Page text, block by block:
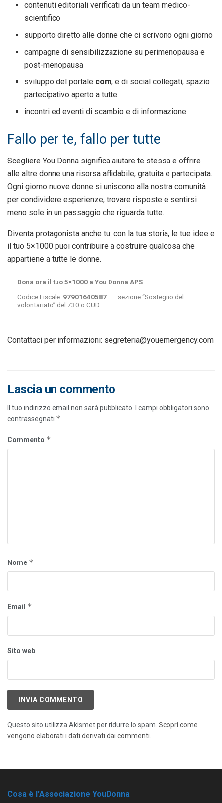
contenuti editoriali verificati da un team medico-
scientifico
supporto diretto alle donne che ci scrivono ogni giorno
campagne di sensibilizzazione su perimenopausa e
post-menopausa
sviluppo del portale com, e di social collegati, spazio
partecipativo aperto a tutte
incontri ed eventi di scambio e di informazione
Fallo per te, fallo per tutte
Scegliere You Donna significa aiutare te stessa e offrire
alle altre donne una risorsa affidabile, gratuita e partecipata.
Ogni giorno nuove donne si uniscono alla nostra comunità
per condividere esperienze, trovare risposte e sentirsi
meno sole in un passaggio che riguarda tutte.
Diventa protagonista anche tu: con la tua storia, le tue idee e
il tuo 5×1000 puoi contribuire a costruire qualcosa che
appartiene a tutte le donne.
Dona ora il tuo 5×1000 a You Donna APS
Codice Fiscale: 97901640587 — sezione “Sostegno del
volontariato” del 730 o CUD
Contattaci per informazioni: segreteria@youemergency.com
Lascia un commento
Il tuo indirizzo email non sarà pubblicato.
I campi obbligatori sono
contrassegnati *
Commento *
Nome *
Email *
Sito web
Questo sito utilizza Akismet per ridurre lo spam. Scopri come
vengono elaborati i dati derivati dai commenti.
Cosa è l’Associazione YouDonna